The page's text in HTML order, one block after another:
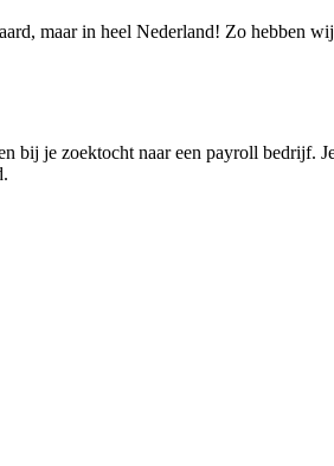
maar in heel Nederland! Zo hebben
bij je zoektocht naar een payroll